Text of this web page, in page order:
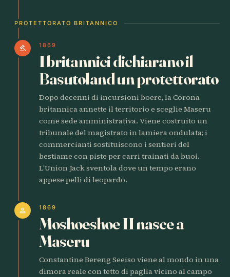
PROTETTORATO BRITANNICO
gavel 1869
I britannici dichiarano il
Basutoland un protettorato
Dopo decenni di incursioni boere, la Corona
britannica annette il territorio e sceglie Maseru
come sede amministrativa. Viene costruito un
tribunale del magistrato in lamiera ondulata; i
commercianti sostituiscono i sentieri del
bestiame con piste per carri trainati da buoi.
L'Union Jack sventola dove un tempo erano
appese pelli di leopardo.
person 1869
Moshoeshoe II nasce a
Maseru
Constantine Bereng Seeiso viene al mondo in una
dimora reale con tetto di paglia vicino al campo